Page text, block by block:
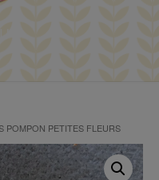
POMPON PETITES FLEURS